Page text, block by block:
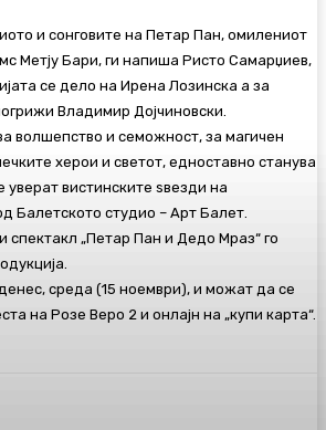
и сонговите на Петар Пан, омилениот
Метју Бари, ги напиша Ристо Самарџиев,
се дело на Ирена Лозинска а за
Владимир Дојчиновски.
волшепство и семожност, за магичен
херои и светот, едноставно станува
вистинските ѕвезди на
Балетското студио – Арт Балет.
спектакл „Петар Пан и Дедо Мраз“ го
среда (15 ноември), и можат да се
на Розе Веро 2 и онлајн на „купи карта“.